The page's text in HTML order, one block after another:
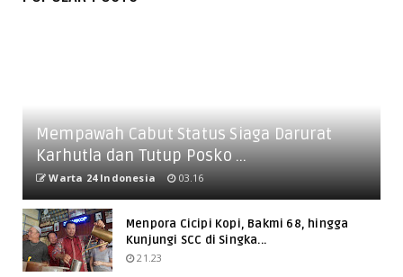
Mempawah Cabut Status Siaga Darurat
Karhutla dan Tutup Posko ...
Warta 24 Indonesia 03.16
Menpora Cicipi Kopi, Bakmi 68, hingga
Kunjungi SCC di Singka...
21.23